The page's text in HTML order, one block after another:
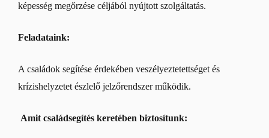
képesség megőrzése céljából nyújtott szolgáltatás.
Feladataink:
A családok segítése érdekében veszélyeztetettséget és
krízishelyzetet észlelő jelzőrendszer működik.
Amit családsegítés keretében biztosítunk: